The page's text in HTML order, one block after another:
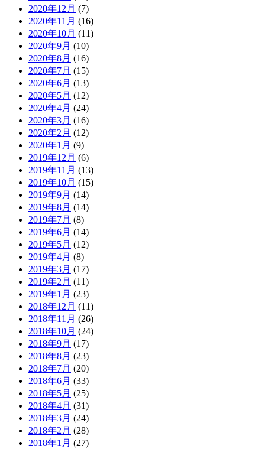
2020年12月 (7)
2020年11月 (16)
2020年10月 (11)
2020年9月 (10)
2020年8月 (16)
2020年7月 (15)
2020年6月 (13)
2020年5月 (12)
2020年4月 (24)
2020年3月 (16)
2020年2月 (12)
2020年1月 (9)
2019年12月 (6)
2019年11月 (13)
2019年10月 (15)
2019年9月 (14)
2019年8月 (14)
2019年7月 (8)
2019年6月 (14)
2019年5月 (12)
2019年4月 (8)
2019年3月 (17)
2019年2月 (11)
2019年1月 (23)
2018年12月 (11)
2018年11月 (26)
2018年10月 (24)
2018年9月 (17)
2018年8月 (23)
2018年7月 (20)
2018年6月 (33)
2018年5月 (25)
2018年4月 (31)
2018年3月 (24)
2018年2月 (28)
2018年1月 (27)